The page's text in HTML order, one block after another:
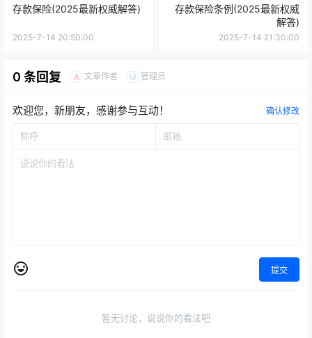
存款保险(2025最新权威解答)
2025-7-14 20:50:00
存款保险条例(2025最新权威
解答)
2025-7-14 21:30:00
0 条回复 A 文章作者 M 管理员
欢迎您，新朋友，感谢参与互动！ 确认修改
提交
暂无讨论，说说你的看法吧